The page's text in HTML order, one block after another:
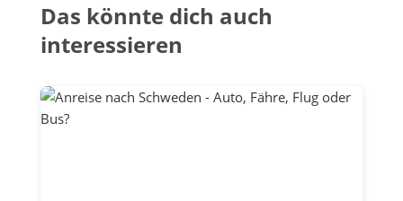
Das könnte dich auch
interessieren